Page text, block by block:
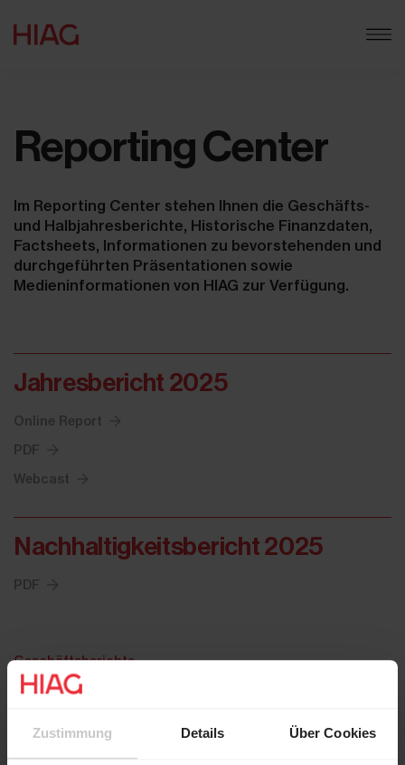
Zustimmung Details Über Cookies
Reporting Center
Im Reporting Center stehen Ihnen die Geschäfts-
und Halbjahresberichte, Historische Finanzdaten,
Factsheets, Informationen zu bevorstehenden und
durchgeführten Präsentationen sowie
Medieninformationen von HIAG zur Verfügung.
Jahresbericht 2025
Online Report
PDF
Webcast
Nachhaltigkeitsbericht 2025
PDF
Geschäftsberichte
Präsentationen